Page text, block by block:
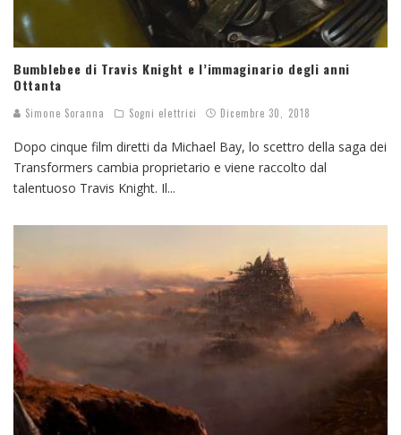
Bumblebee di Travis Knight e l’immaginario degli anni
Ottanta
Simone Soranna Sogni elettrici Dicembre 30, 2018
Dopo cinque film diretti da Michael Bay, lo scettro della saga dei
Transformers cambia proprietario e viene raccolto dal
talentuoso Travis Knight. Il...